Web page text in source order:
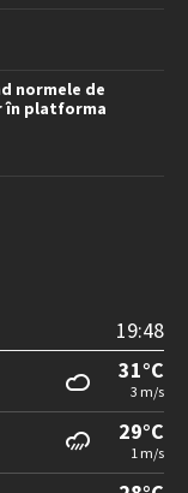
normele de
în platforma
19:48
31°C
3 m/s
29°C
1 m/s